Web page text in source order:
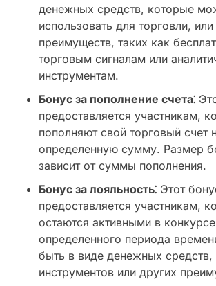
денежных средств, которые
использовать для торговли,
преимуществ, таких как
торговым сигналам или
инструментам.
Бонус за пополнение счета⁚
предоставляется участникам,
пополняют свой торговый счет
определенную сумму. Размер
зависит от суммы пополнения.
Бонус за лояльность⁚ Этот
предоставляется участникам,
остаются активными в
определенного периода
быть в виде денежных средств,
инструментов или других